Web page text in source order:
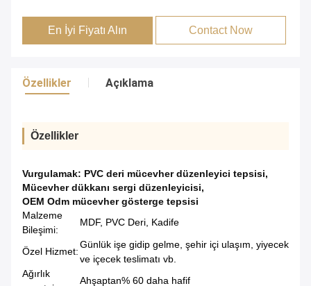
En İyi Fiyatı Alın Contact Now
Özellikler Açıklama
Özellikler
Vurgulamak: PVC deri mücevher düzenleyici tepsisi,
Mücevher dükkanı sergi düzenleyicisi,
OEM Odm mücevher gösterge tepsisi
Malzeme
Bileşimi:
MDF, PVC Deri, Kadife
Özel Hizmet:
Günlük işe gidip gelme, şehir içi ulaşım, yiyecek
ve içecek teslimatı vb.
Ağırlık
Ahşaptan% 60 daha hafif